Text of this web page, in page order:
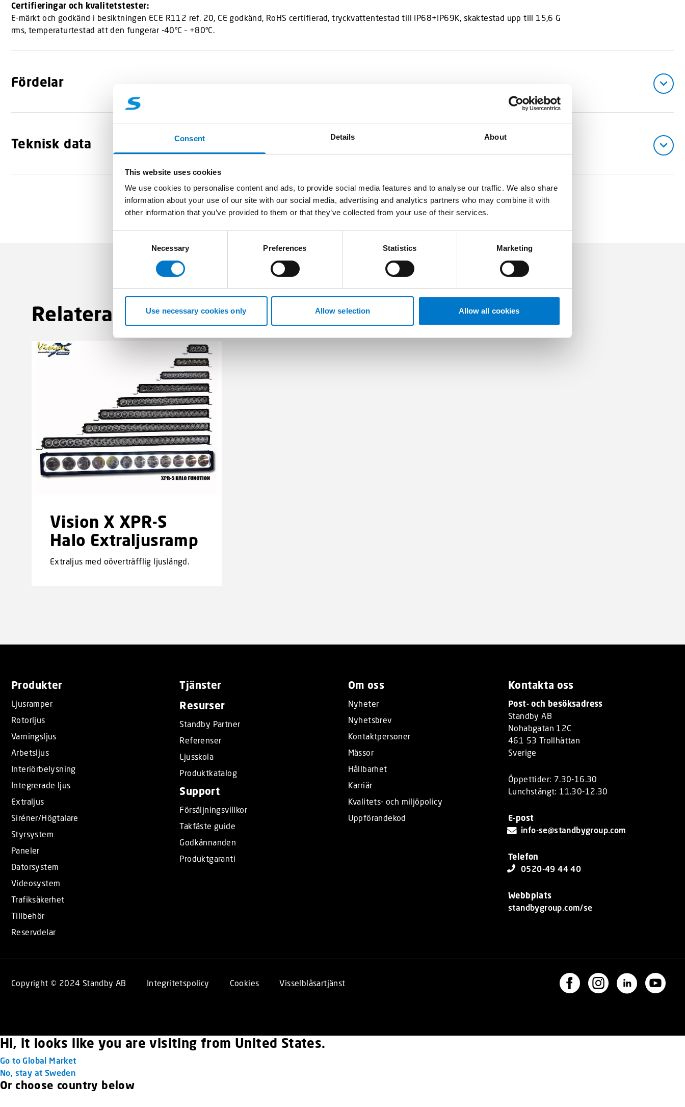
Consent Details About
This website uses cookies
We use cookies to personalise content and ads, to provide social media features and to analyse our traffic. We also share
information about your use of our site with our social media, advertising and analytics partners who may combine it with
other information that you’ve provided to them or that they’ve collected from your use of their services.
e
o
n
Necessary Preferences Statistics Marketing
Use necessary cookies only Allow selection Allow all cookies
Certifieringar och kvalitetstester:
E-märkt och godkänd i besiktningen ECE R112 ref. 20, CE godkänd, RoHS certifierad, tryckvattentestad till IP68+IP69K, skaktestad upp till 15,6 G
rms, temperaturtestad att den fungerar -40°C – +80°C.
Fördelar
Teknisk data
Relaterade produkter
Vision X XPR-S
Halo Extraljusramp
Extraljus med oöverträfflig ljuslängd.
Produkter
Ljusramper
Rotorljus
Varningsljus
Arbetsljus
Interiörbelysning
Integrerade ljus
Extraljus
Siréner/Högtalare
Styrsystem
Paneler
Datorsystem
Videosystem
Trafiksäkerhet
Tillbehör
Reservdelar
Tjänster
Resurser
Standby Partner
Referenser
Ljusskola
Produktkatalog
Support
Försäljningsvillkor
Takfäste guide
Godkännanden
Produktgaranti
Om oss
Nyheter
Nyhetsbrev
Kontaktpersoner
Mässor
Hållbarhet
Karriär
Kvalitets- och miljöpolicy
Uppförandekod
Kontakta oss
Post- och besöksadress
Standby AB
Nohabgatan 12C
461 53 Trollhättan
Sverige
Öppettider: 7.30-16.30
Lunchstängt: 11.30-12.30
E-post
info-se@standbygroup.com
Telefon
0520-49 44 40
Webbplats
standbygroup.com/se
Copyright © 2024 Standby AB Integritetspolicy Cookies Visselblåsartjänst
Hi, it looks like you are visiting from United States.
Go to Global Market
No, stay at Sweden
Or choose country below